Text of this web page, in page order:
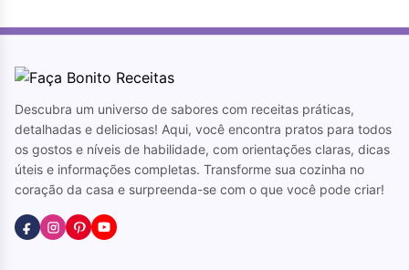
Descubra um universo de sabores com receitas práticas,
detalhadas e deliciosas! Aqui, você encontra pratos para todos
os gostos e níveis de habilidade, com orientações claras, dicas
úteis e informações completas. Transforme sua cozinha no
coração da casa e surpreenda-se com o que você pode criar!